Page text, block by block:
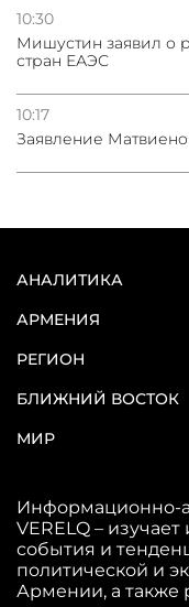
10:30
Мишустин заявил о
стран ЕАЭС
10:17
Заявление
АНАЛИТИКА
АРМЕНИЯ
РЕГИОН
БЛИЖНИЙ ВОСТОК
МИР
Информационно-
VERELQ –
события и
политической и
Армении, а также